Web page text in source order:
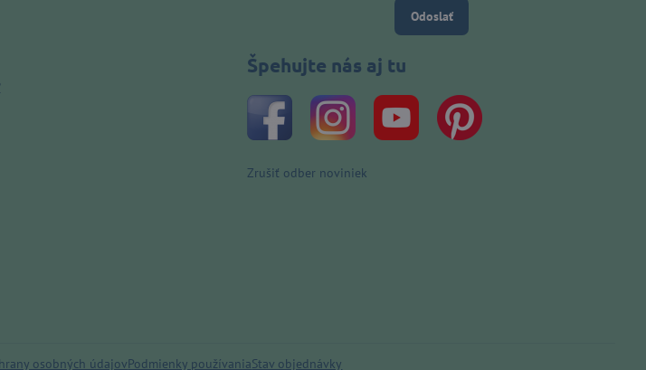
Odoslať
Špehujte nás aj tu
Zrušiť odber noviniek
osobných údajovPodmienky používaniaStav objednávky